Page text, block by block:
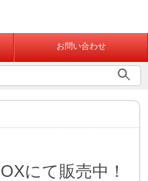
お問い合わせ
にて販売中！